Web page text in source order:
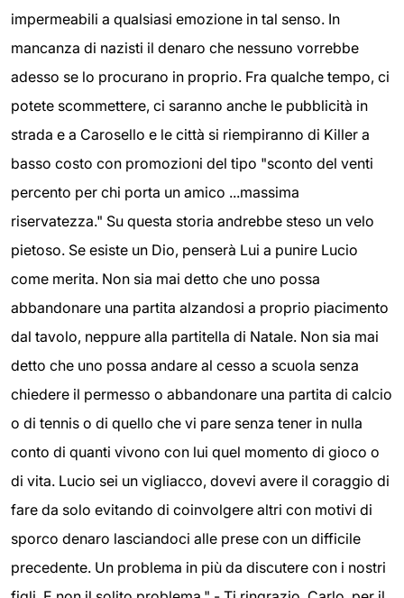
impermeabili a qualsiasi emozione in tal senso. In
mancanza di nazisti il denaro che nessuno vorrebbe
adesso se lo procurano in proprio. Fra qualche tempo, ci
potete scommettere, ci saranno anche le pubblicità in
strada e a Carosello e le città si riempiranno di Killer a
basso costo con promozioni del tipo "sconto del venti
percento per chi porta un amico ...massima
riservatezza." Su questa storia andrebbe steso un velo
pietoso. Se esiste un Dio, penserà Lui a punire Lucio
come merita. Non sia mai detto che uno possa
abbandonare una partita alzandosi a proprio piacimento
dal tavolo, neppure alla partitella di Natale. Non sia mai
detto che uno possa andare al cesso a scuola senza
chiedere il permesso o abbandonare una partita di calcio
o di tennis o di quello che vi pare senza tener in nulla
conto di quanti vivono con lui quel momento di gioco o
di vita. Lucio sei un vigliacco, dovevi avere il coraggio di
fare da solo evitando di coinvolgere altri con motivi di
sporco denaro lasciandoci alle prese con un difficile
precedente. Un problema in più da discutere con i nostri